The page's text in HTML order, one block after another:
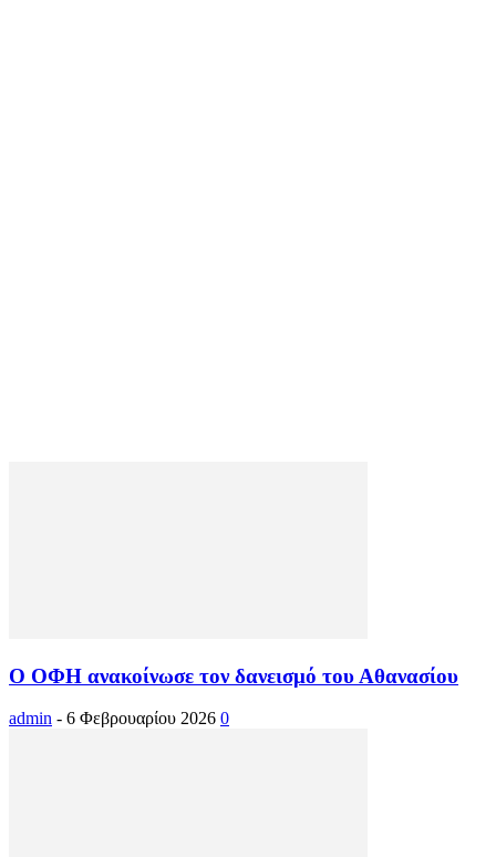
Ο ΟΦΗ ανακοίνωσε τον δανεισμό του Αθανασίου
admin - 6 Φεβρουαρίου 2026 0